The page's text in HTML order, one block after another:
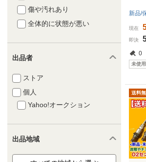
傷や汚れあり
全体的に状態が悪い
出品者
ストア
個人
Yahoo!オークション
出品地域
現在
即決
0
未使用
送料